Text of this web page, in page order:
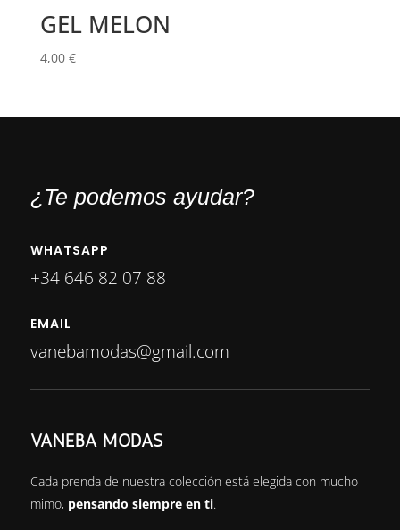
GEL MELON
4,00 €
¿Te podemos ayudar?
WHATSAPP
+34 646 82 07 88
EMAIL
vanebamodas@gmail.com
VANEBA MODAS
Cada prenda de nuestra colección está elegida con mucho
mimo, pensando siempre en ti.